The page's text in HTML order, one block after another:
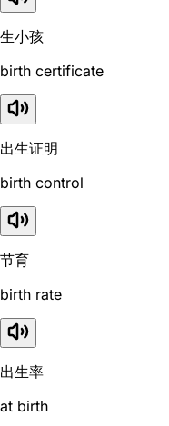
生小孩
birth certificate
出生证明
birth control
节育
birth rate
出生率
at birth